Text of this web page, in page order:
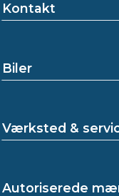
Kontakt
Biler
Værksted &
Autoriserede